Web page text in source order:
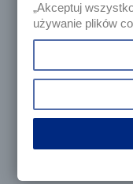
Nasza firma
© 2025 - Sklep
„Akceptuj
używanie plików